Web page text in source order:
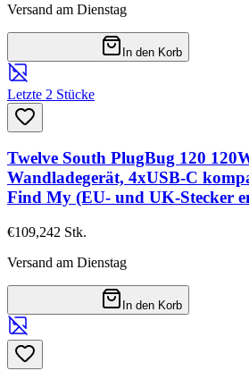
Versand am Dienstag
In den Korb
Letzte 2 Stücke
Twelve South PlugBug 120
Wandladegerät, 4xUSB-C
Find My (EU- und UK-Stecker
€109,242 Stk.
Versand am Dienstag
In den Korb